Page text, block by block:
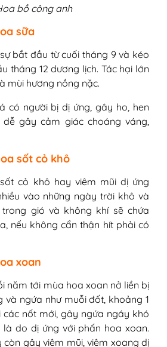
bồ công anh
sữa
bắt đầu từ cuối tháng 9 và kéo
tháng 12 dương lịch. Tác hại lớn
mùi hương nồng nặc.
có người bị dị ứng, gây ho, hen
dễ gây cảm giác choáng váng,
sốt cỏ khô
cỏ khô hay viêm mũi dị ứng
vào những ngày trời khô và
gió và không khí sẽ chứa
nếu không cẩn thận hít phải có
xoan
năm tới mùa hoa xoan nở liền bị
và ngứa như muỗi đốt, khoảng 1
các nốt mới, gây ngứa ngáy khó
là do dị ứng với phấn hoa xoan.
gây viêm mũi, viêm xoang dị